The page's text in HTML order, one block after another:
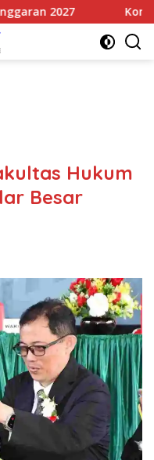
2027 Komisi 3
Hukum
Besar